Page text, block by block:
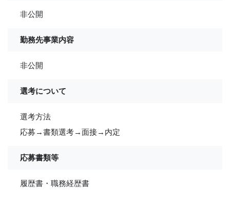
非公開
勤務先事業内容
非公開
選考について
選考方法
応募→書類選考→面接→内定
応募書類等
履歴書・職務経歴書